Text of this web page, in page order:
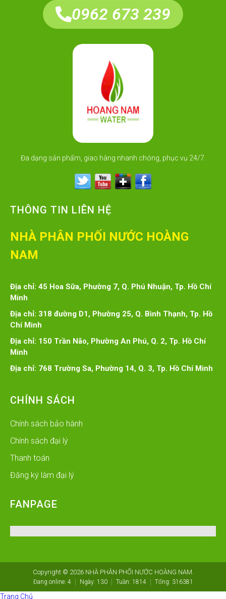
0962 673 239
Đa dạng sản phẩm, giao hàng nhanh chóng, phục vụ 24/7.
THÔNG TIN LIÊN HỆ
NHÀ PHÂN PHỐI NƯỚC HOÀNG
NAM
Địa chỉ: 45 Hoa Sữa, Phường 7, Q. Phú Nhuận, Tp. Hồ Chí
Minh
Địa chỉ: 318 đường D1, Phường 25, Q. Bình Thạnh, Tp. Hồ
Chí Minh
Địa chỉ: 150 Trần Não, Phường An Phú, Q. 2, Tp. Hồ Chí
Minh
Địa chỉ: 768 Trường Sa, Phường 14, Q. 3, Tp. Hồ Chí Minh
CHÍNH SÁCH
Chính sách bảo hành
Chính sách đại lý
Thanh toán
Đăng ký làm đại lý
FANPAGE
Copyright © 2026 NHÀ PHÂN PHỐI NƯỚC HOÀNG NAM
Đang online: 4 Ngày: 130 Tuần: 1814 Tổng: 316381
Trang Chủ